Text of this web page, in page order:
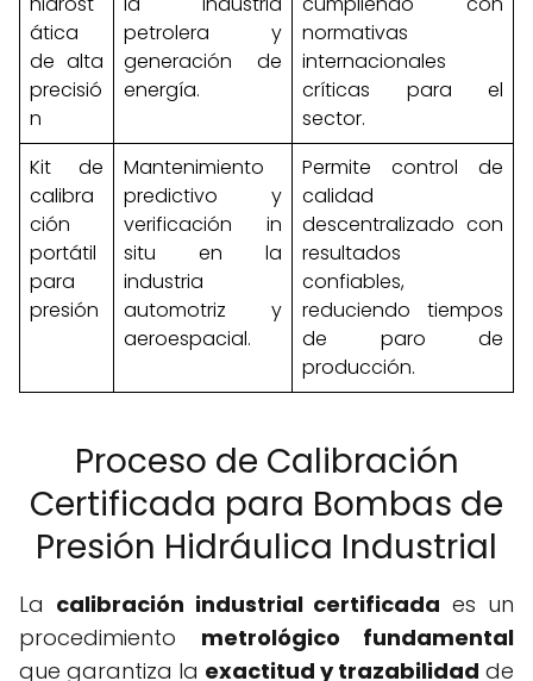
ática
de alta
precisió
n
petrolera y
generación de
energía.
normativas
internacionales
críticas para el
sector.
Kit de
calibra
ción
portátil
para
presión
Mantenimiento
predictivo y
verificación in
situ en la
industria
automotriz y
aeroespacial.
Permite control de
calidad
descentralizado con
resultados
confiables,
reduciendo tiempos
de paro de
producción.
Proceso de Calibración
Certificada para Bombas de
Presión Hidráulica Industrial
La calibración industrial certificada es un
procedimiento metrológico fundamental
que garantiza la exactitud y trazabilidad de